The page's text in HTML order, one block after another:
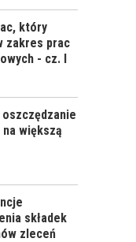
O
który
zakres prac
- cz. I
większą
składek
zleceń